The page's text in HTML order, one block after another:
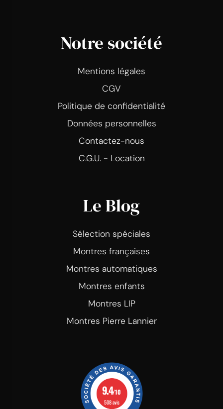
Notre société
Mentions légales
CGV
Politique de confidentialité
Données personnelles
Contactez-nous
C.G.U. - Location
Le Blog
Sélection spéciales
Montres françaises
Montres automatiques
Montres enfants
Montres LIP
Montres Pierre Lannier
9.4/10
508 avis